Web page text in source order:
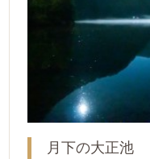
月下の大正池